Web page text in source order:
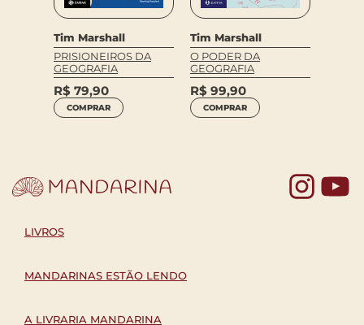
Tim Marshall
PRISIONEIROS DA
GEOGRAFIA
R$ 79,90
COMPRAR
Tim Marshall
O PODER DA
GEOGRAFIA
R$ 99,90
COMPRAR
LIVROS
MANDARINAS ESTÃO LENDO
A LIVRARIA MANDARINA